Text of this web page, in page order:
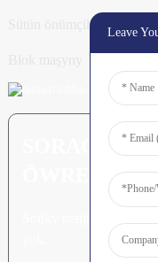
Sütün önümçilik liniýasy
SORAG
Leave